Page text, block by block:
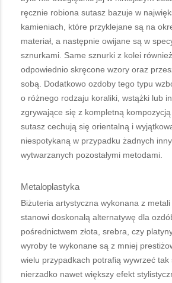
ręcznie robiona sutasz bazuje w
kamieniach, które przyklejane są na
materiał, a następnie owijane są w
sznurkami. Same sznurki z kolei
odpowiednio skręcone wzory oraz
sobą. Dodatkowo ozdoby tego typu
o różnego rodzaju koraliki, wstążki lub
zgrywające się z kompletną
sutasz cechują się orientalną i
niespotykaną w przypadku żadnych
wytwarzanych pozostałymi metodami.
Metaloplastyka
Biżuteria artystyczna wykonana z
stanowi doskonałą alternatywę dla
pośrednictwem złota, srebra, czy
wyroby te wykonane są z mniej
wielu przypadkach potrafią wywrzeć tak
nierzadko nawet większy efekt